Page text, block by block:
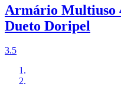
Armário Multiuso
Dueto Doripel
3.5